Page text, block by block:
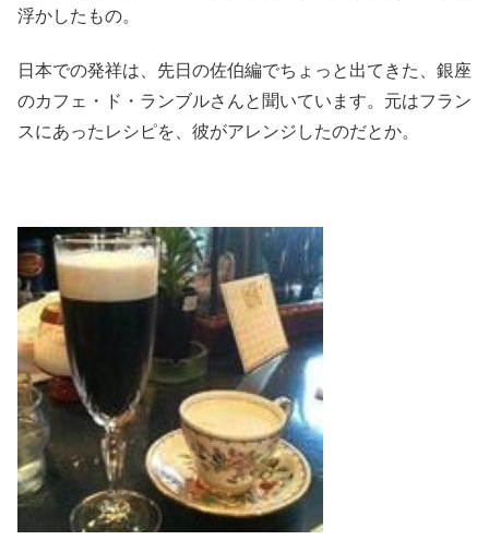
浮かしたもの。
日本での発祥は、先日の佐伯編でちょっと出てきた、銀座
のカフェ・ド・ランブルさんと聞いています。元はフラン
スにあったレシピを、彼がアレンジしたのだとか。